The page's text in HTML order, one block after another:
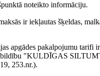
noteikto informāciju.
ir iekļautas šķeldas,
apgādes pakalpojumu tarifi ir
atbildību "KULDĪGAS
253.nr.).